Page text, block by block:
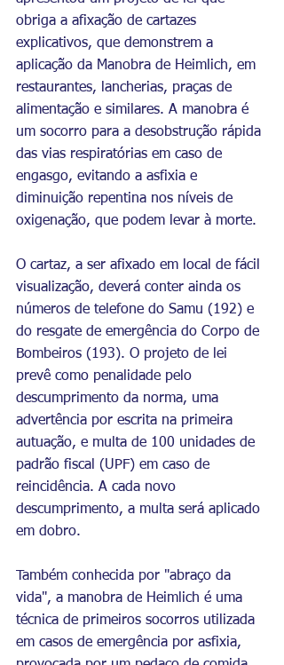
obriga a afixação de cartazes
explicativos, que demonstrem a
aplicação da Manobra de Heimlich, em
restaurantes, lancherias, praças de
alimentação e similares. A manobra é
um socorro para a desobstrução rápida
das vias respiratórias em caso de
engasgo, evitando a asfixia e
diminuição repentina nos níveis de
oxigenação, que podem levar à morte.
O cartaz, a ser afixado em local de fácil
visualização, deverá conter ainda os
números de telefone do Samu (192) e
do resgate de emergência do Corpo de
Bombeiros (193). O projeto de lei
prevê como penalidade pelo
descumprimento da norma, uma
advertência por escrita na primeira
autuação, e multa de 100 unidades de
padrão fiscal (UPF) em caso de
reincidência. A cada novo
descumprimento, a multa será aplicado
em dobro.
Também conhecida por "abraço da
vida", a manobra de Heimlich é uma
técnica de primeiros socorros utilizada
em casos de emergência por asfixia,